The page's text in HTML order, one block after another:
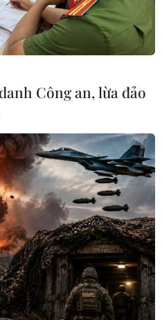
"chìa khóa vàng" để
đất nước
công nghệ, đổi mới sáng
là động lực, là đột
bước vào kỷ nguyên phát
Công an, lừa đảo